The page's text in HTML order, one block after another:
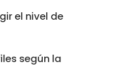
el nivel de
según la